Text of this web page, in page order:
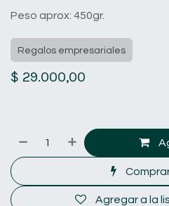
Peso aprox: 450gr.
Regalos empresariales
$ 29.000,00
Agregar a la